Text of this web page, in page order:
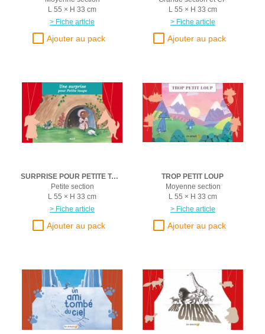
L 55 × H 33 cm
> Fiche article
L 55 × H 33 cm
> Fiche article
SURPRISE POUR PETITE TAUPE
Petite section
L 55 × H 33 cm
> Fiche article
TROP PETIT LOUP
Moyenne section
L 55 × H 33 cm
> Fiche article